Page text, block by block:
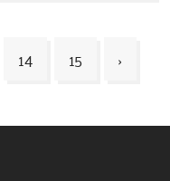
14 15
›